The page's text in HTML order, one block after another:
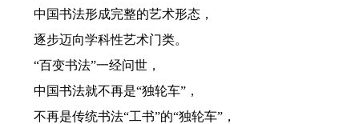
中国书法形成完整的艺术形态，
逐步迈向学科性艺术门类。
“百变书法”一经问世，
中国书法就不再是“独轮车”，
不再是传统书法“工书”的“独轮车”，